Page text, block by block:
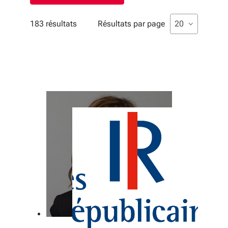
183 résultats Résultats par page Liste de
sélectionné
20